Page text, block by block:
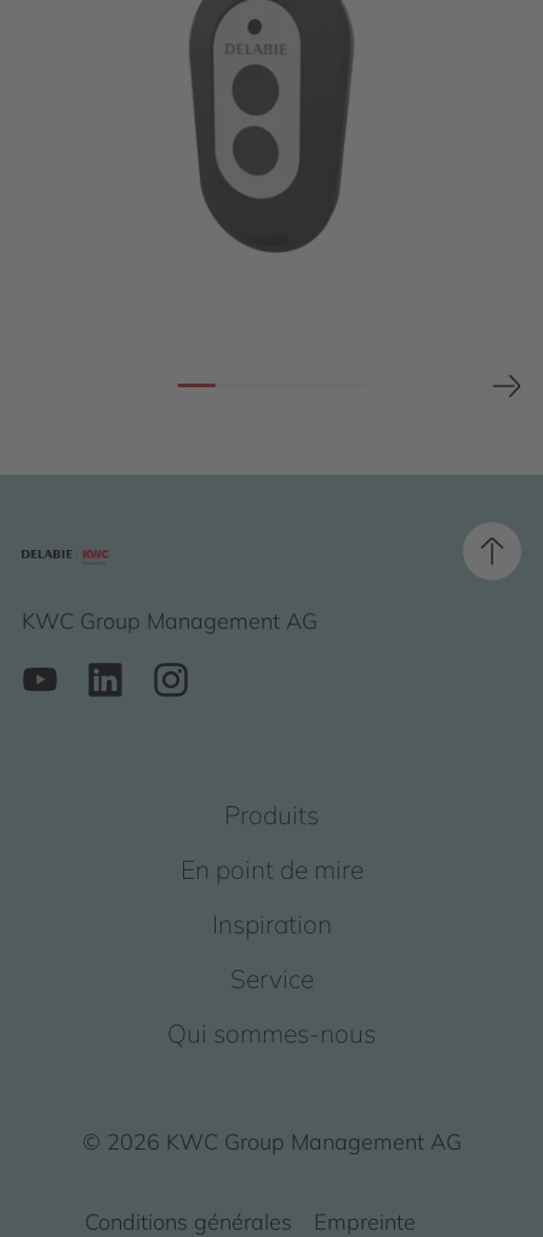
KWC Group Management AG
Produits
En point de mire
Inspiration
Service
Qui sommes-nous
© 2026 KWC Group Management AG
Conditions générales
Empreinte